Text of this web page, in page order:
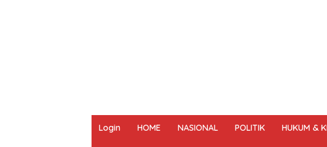
Login HOME NASIONAL POLITIK HUKUM &